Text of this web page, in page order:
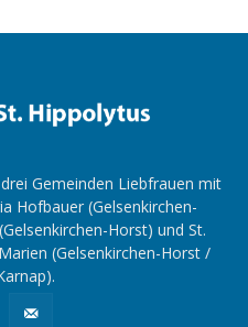
Gemeinden Liebfrauen mit
Hofbauer (Gelsenkirchen-
Horst) und St.
(Gelsenkirchen-Horst /